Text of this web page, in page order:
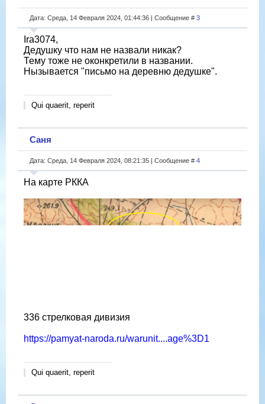
Дата: Среда, 14 Февраля 2024, 01:44:36 | Сообщение # 3
Ira3074,
Дедушку что нам не назвали никак?
Тему тоже не оконкретили в названии.
Нызывается "письмо на деревню дедушке".
Qui quaerit, reperit
Саня
Дата: Среда, 14 Февраля 2024, 08:21:35 | Сообщение # 4
На карте РККА
336 стрелковая дивизия
https://pamyat-naroda.ru/warunit....age%3D1
Qui quaerit, reperit